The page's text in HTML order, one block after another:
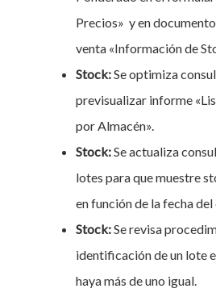
Precios» y en
venta «Información de
Stock:Se optimiza
previsualizar informe
por Almacén».
Stock:Se actualiza
lotes para que muestre
en función de la fecha
Stock:Se revisa
identificación de un lote
haya más de uno igual.